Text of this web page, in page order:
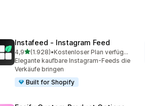
Instafeed ‑ Instagram Feed
4,9von 5 Sternen
(1.928)
1928 Rezensionen insgesamt
•
Kostenloser Plan verfügbar
Elegante kaufbare Instagram-Feeds die
Verkäufe bringen
Built for Shopify